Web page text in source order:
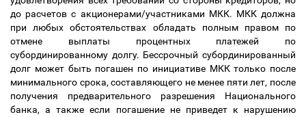
до расчетов с акционерами/участниками МКК. МКК должна
при любых обстоятельствах обладать полным правом по
отмене выплаты процентных платежей по
субординированному долгу. Бессрочный субординированный
долг может быть погашен по инициативе МКК только после
минимального срока, составляющего не менее пяти лет, после
получения предварительного разрешения Национального
банка, а также если погашение не приведет к нарушению